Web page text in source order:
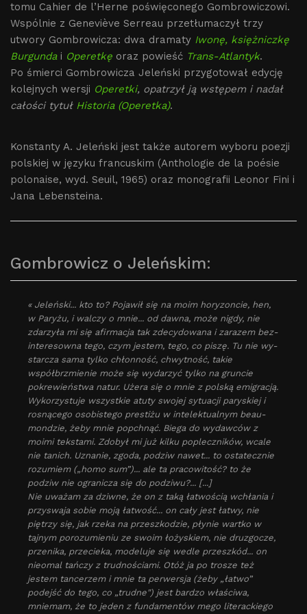
tomu Cahier de l’Herne poświęconego Gombrowiczowi.
Wspólnie z Geneviève Serreau przetłumaczył trzy
utwory Gombrowicza: dwa dramaty Iwonę, księżniczkę
Burgundai Operetkę oraz powieść Trans-Atlantyk.
Po śmierci Gombrowicza Jeleński przygotował edycję
kolejnych wersji Operetki, opatrzył ją wstępem i nadał
całości tytuł Historia (Operetka).
Konstanty A. Jeleński jest także autorem wyboru poezji
polskiej w języku francuskim (Anthologie de la poésie
polonaise, wyd. Seuil, 1965) oraz monografii Leonor Fini i
Jana Lebensteina.
Gombrowicz o Jeleńskim:
« Jeleński... kto to? Pojawił się na moim horyzoncie, hen,
w Paryżu, i walczy o mnie... od dawna, może nigdy, nie
zdarzyła mi się afirmacja tak zdecydowana i zarazem bez­
interesowna tego, czym jestem, tego, co piszę. Tu nie wy­
starcza sama tylko chłonność, chwytność, takie
współbrzmie­nie może się wydarzyć tylko na gruncie
pokrewieństwa natur. Użera się o mnie z polską emigracją.
Wykorzystuje wszystkie atuty swojej sytuacji paryskiej i
rosnącego oso­bistego prestiżu w intelektualnym beau-
mondzie, żeby mnie popchnąć. Biega do wydawców z
moimi tekstami. Zdobył mi już kilku popleczników, wcale
nie tanich. Uznanie, zgoda, podziw nawet... to ostatecznie
rozumiem („homo sum”)... ale ta pracowitość? to że
podziw nie ogranicza się do podziwu?... [...]
Nie uważam za dziwne, że on z taką łatwością wchłania i
przyswaja sobie moją łatwość... on cały jest łatwy, nie
piętrzy się, jak rzeka na przeszkodzie, płynie wartko w
tajnym porozumieniu ze swoim łożyskiem, nie druzgocze,
przenika, przecieka, modeluje się wedle przeszkód... on
nieomal tańczy z trudnościami. Otóż ja po trosze też
jestem tancerzem i mnie ta perwersja (żeby „łatwo”
podejść do tego, co „trudne") jest bardzo właściwa,
mniemam, że to jeden z fundamentów mego literackiego